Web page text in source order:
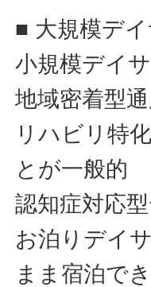
■ 大規模デ
小規模デイ
地域密着型
リハビリ特
とが一般的
認知症対応
お泊りデイ
まま宿泊で